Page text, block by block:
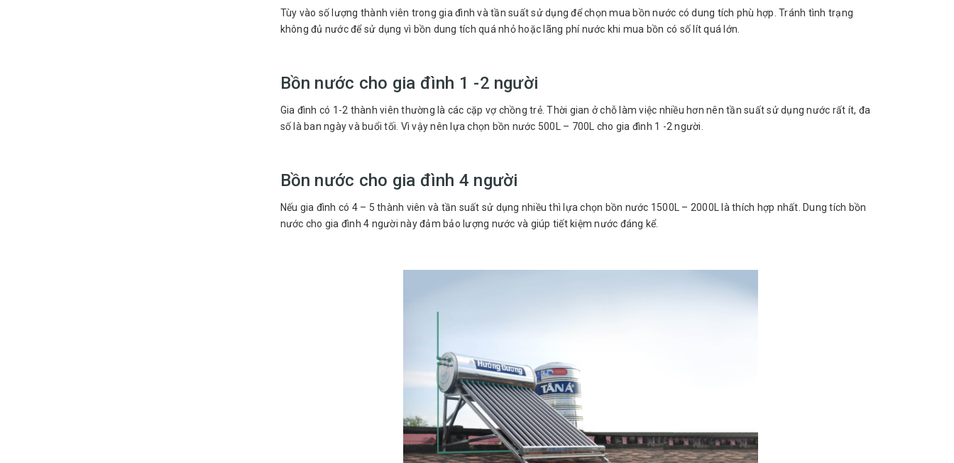
Tùy vào số lượng thành viên trong gia đình và tần suất sử dụng để chọn mua bồn nước có dung tích phù hợp. Tránh tình trạng
không đủ nước để sử dụng vì bồn dung tích quá nhỏ hoặc lãng phí nước khi mua bồn có số lít quá lớn.
Bồn nước cho gia đình 1 -2 người
Gia đình có 1-2 thành viên thường là các cặp vợ chồng trẻ. Thời gian ở chỗ làm việc nhiều hơn nên tần suất sử dụng nước rất ít, đa
số là ban ngày và buổi tối. Vì vậy nên lựa chọn bồn nước 500L – 700L cho gia đình 1 -2 người.
Bồn nước cho gia đình 4 người
Nếu gia đình có 4 – 5 thành viên và tần suất sử dụng nhiều thì lựa chọn bồn nước 1500L – 2000L là thích hợp nhất. Dung tích bồn
nước cho gia đình 4 người này đảm bảo lượng nước và giúp tiết kiệm nước đáng kể.